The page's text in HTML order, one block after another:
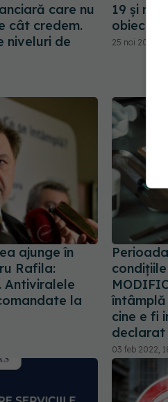
care nu
cât credem.
niveluri de
19 și
25 noi 2021,
ajunge în
Rafila:
Antiviralele
la
cine e fi
declarat
03 feb 2022,